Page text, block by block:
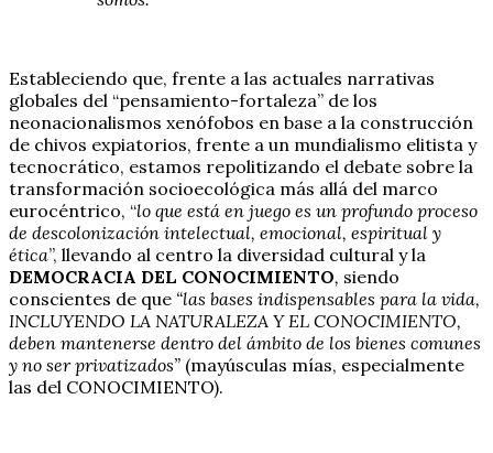
Estableciendo que, frente a las actuales narrativas
globales del “pensamiento-fortaleza” de los
neonacionalismos xenófobos en base a la construcción
de chivos expiatorios, frente a un mundialismo elitista y
tecnocrático, estamos repolitizando el debate sobre la
transformación socioecológica más allá del marco
eurocéntrico, “lo que está en juego es un profundo proceso
de descolonización intelectual, emocional, espiritual y
ética”, llevando al centro la diversidad cultural y la
DEMOCRACIA DEL CONOCIMIENTO, siendo
conscientes de que “las bases indispensables para la vida,
INCLUYENDO LA NATURALEZA Y EL CONOCIMIENTO,
deben mantenerse dentro del ámbito de los bienes comunes
y no ser privatizados” (mayúsculas mías, especialmente
las del CONOCIMIENTO).